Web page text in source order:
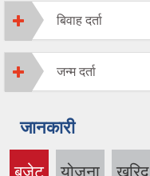
बिवाह दर्ता
जन्म दर्ता
जानकारी
बजेट योजना खरिद